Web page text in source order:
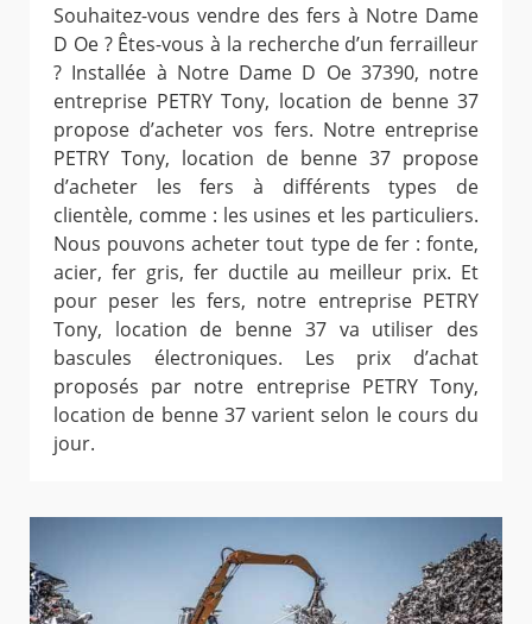
Souhaitez-vous vendre des fers à Notre Dame
D Oe ? Êtes-vous à la recherche d’un ferrailleur
? Installée à Notre Dame D Oe 37390, notre
entreprise PETRY Tony, location de benne 37
propose d’acheter vos fers. Notre entreprise
PETRY Tony, location de benne 37 propose
d’acheter les fers à différents types de
clientèle, comme : les usines et les particuliers.
Nous pouvons acheter tout type de fer : fonte,
acier, fer gris, fer ductile au meilleur prix. Et
pour peser les fers, notre entreprise PETRY
Tony, location de benne 37 va utiliser des
bascules électroniques. Les prix d’achat
proposés par notre entreprise PETRY Tony,
location de benne 37 varient selon le cours du
jour.